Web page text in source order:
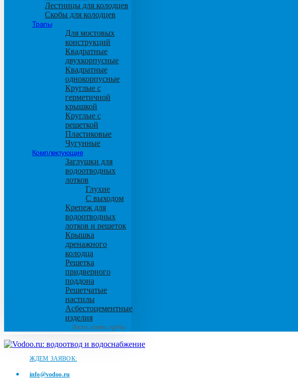
Лестницы для колодцев
Скобы для колодцев
Трапы
Для мостовых
конструкций
Квадратные
двухкорпусные
Квадратные
однокорпусные
Круглые с
герметичной
крышкой
Круглые с
решеткой
Пластиковые
Чугунные
Комплектующие
Заглушки для
водоотводных
лотков
Глухие
С выходом
Крепеж для
водоотводных
лотков и решеток
Крышка
дренажного
колодца
Решетка
придверного
поддона
Решетчатые
настилы
Асбестоцементные
изделия
Листы, плиты, трубы
ЖДЕМ ЗАЯВОК:
info@vodoo.ru